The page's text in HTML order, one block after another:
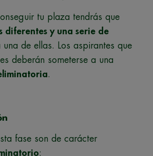
tu plaza tendrás que
diferentes y una serie de
una de ellas. Los aspirantes que
deberán someterse a una
.
fase son de carácter
: